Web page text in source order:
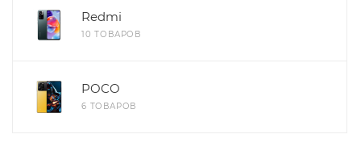
Redmi
10 ТОВАРОВ
POCO
6 ТОВАРОВ